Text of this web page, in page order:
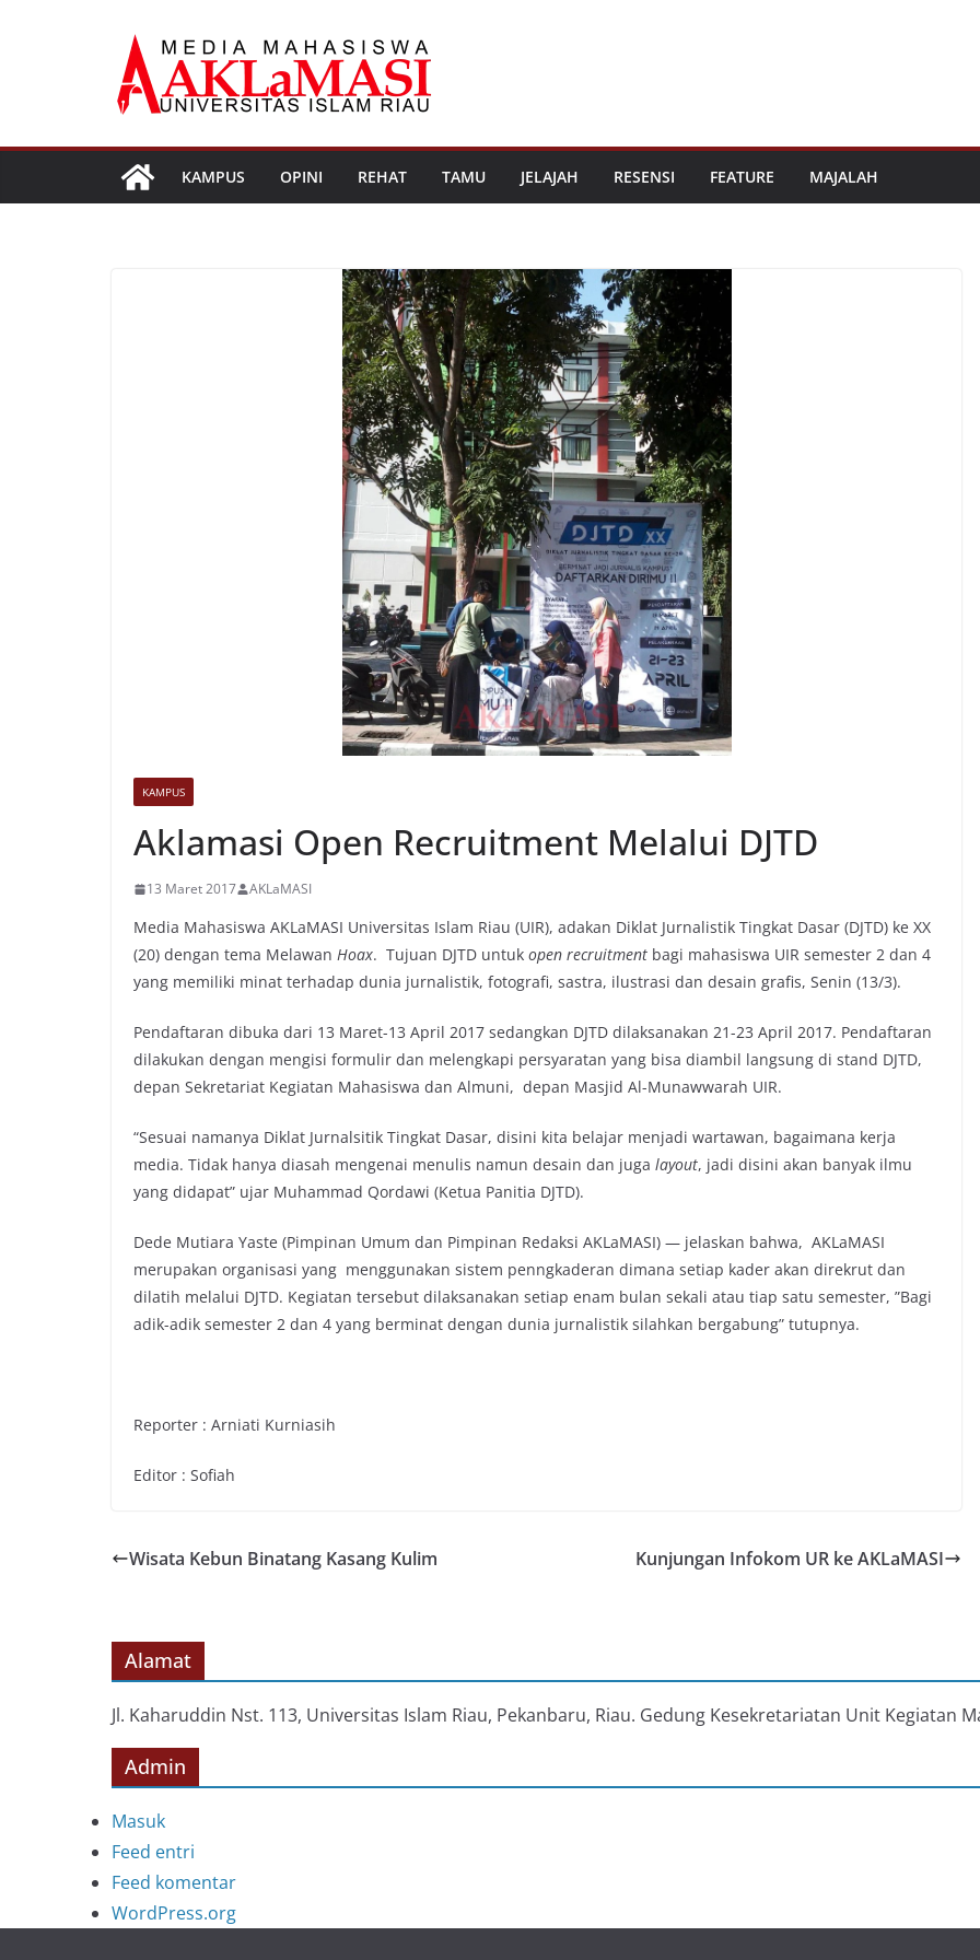
KAMPUS OPINI REHAT TAMU JELAJAH RESENSI FEATURE MAJALAH
KAMPUS
Aklamasi Open Recruitment Melalui DJTD
13 Maret 2017 AKLaMASI
Media Mahasiswa AKLaMASI Universitas Islam Riau (UIR), adakan Diklat Jurnalistik Tingkat Dasar (DJTD) ke XX
(20) dengan tema Melawan Hoax. Tujuan DJTD untuk open recruitment bagi mahasiswa UIR semester 2 dan 4
yang memiliki minat terhadap dunia jurnalistik, fotografi, sastra, ilustrasi dan desain grafis, Senin (13/3).
Pendaftaran dibuka dari 13 Maret-13 April 2017 sedangkan DJTD dilaksanakan 21-23 April 2017. Pendaftaran
dilakukan dengan mengisi formulir dan melengkapi persyaratan yang bisa diambil langsung di stand DJTD,
depan Sekretariat Kegiatan Mahasiswa dan Almuni, depan Masjid Al-Munawwarah UIR.
“Sesuai namanya Diklat Jurnalsitik Tingkat Dasar, disini kita belajar menjadi wartawan, bagaimana kerja
media. Tidak hanya diasah mengenai menulis namun desain dan juga layout, jadi disini akan banyak ilmu
yang didapat” ujar Muhammad Qordawi (Ketua Panitia DJTD).
Dede Mutiara Yaste (Pimpinan Umum dan Pimpinan Redaksi AKLaMASI) — jelaskan bahwa, AKLaMASI
merupakan organisasi yang menggunakan sistem penngkaderan dimana setiap kader akan direkrut dan
dilatih melalui DJTD. Kegiatan tersebut dilaksanakan setiap enam bulan sekali atau tiap satu semester, ”Bagi
adik-adik semester 2 dan 4 yang berminat dengan dunia jurnalistik silahkan bergabung” tutupnya.
Reporter : Arniati Kurniasih
Editor : Sofiah
Wisata Kebun Binatang Kasang Kulim Kunjungan Infokom UR ke AKLaMASI
Alamat
Jl. Kaharuddin Nst. 113, Universitas Islam Riau, Pekanbaru, Riau. Gedung Kesekretariatan Unit Kegiatan
Admin
Masuk
Feed entri
Feed komentar
WordPress.org